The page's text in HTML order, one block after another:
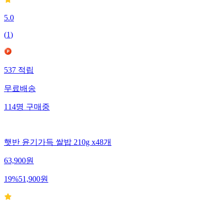
5.0
(1)
537적립
무료배송
114명구매중
햇반 윤기가득 쌀밥 210g x48개
63,900원
19%51,900원